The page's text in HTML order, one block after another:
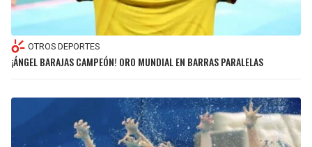
OTROS DEPORTES
¡ÁNGEL BARAJAS CAMPEÓN! ORO MUNDIAL EN BARRAS PARALELAS